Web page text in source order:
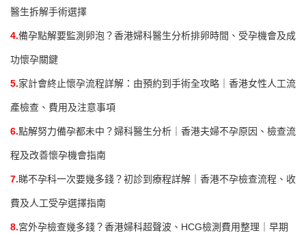
醫生拆解手術選擇
4.備孕點解要監測卵泡？香港婦科醫生分析排卵時間、受孕機會及成
功懷孕關鍵
5.家計會終止懷孕流程詳解：由預約到手術全攻略｜香港女性人工流
產檢查、費用及注意事項
6.點解努力備孕都未中？婦科醫生分析｜香港夫婦不孕原因、檢查流
程及改善懷孕機會指南
7.睇不孕科一次要幾多錢？初診到療程詳解｜香港不孕檢查流程、收
費及人工受孕選擇指南
8.宮外孕檢查幾多錢？香港婦科超聲波、HCG檢測費用整理｜早期